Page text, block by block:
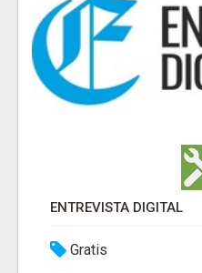
ENTREVISTA DIGITAL
Gratis